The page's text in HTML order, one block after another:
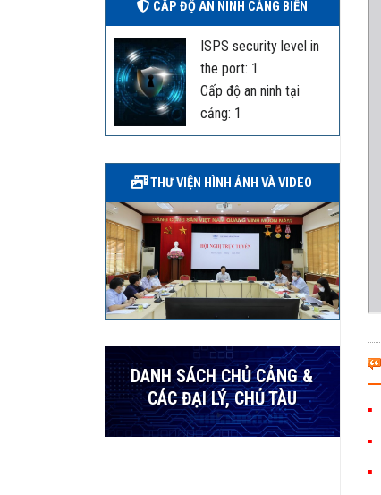
CẤP ĐỘ AN NINH CẢNG BIỂN
ISPS security level in
the port: 1
Cấp độ an ninh tại
cảng: 1
THƯ VIỆN HÌNH ẢNH VÀ VIDEO
DANH SÁCH CHỦ CẢNG &
CÁC ĐẠI LÝ, CHỦ TÀU